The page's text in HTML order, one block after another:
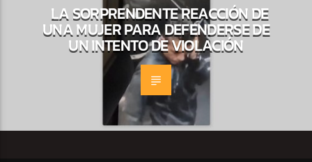
LA SORPRENDENTE REACCIÓN DE
UNA MUJER PARA DEFENDERSE DE
UN INTENTO DE VIOLACIÓN